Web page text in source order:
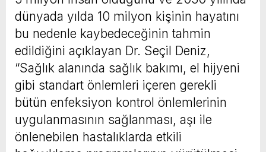
dünyada yılda 10 milyon kişinin hayatını
bu nedenle kaybedeceğinin tahmin
edildiğini açıklayan Dr. Seçil Deniz,
“Sağlık alanında sağlık bakımı, el hijyeni
gibi standart önlemleri içeren gerekli
bütün enfeksiyon kontrol önlemlerinin
uygulanmasının sağlanması, aşı ile
önlenebilen hastalıklarda etkili